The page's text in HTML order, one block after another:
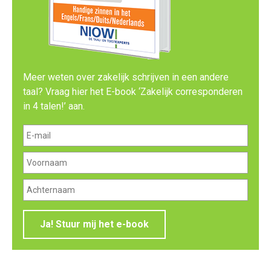
Meer weten over zakelijk schrijven in een andere
taal? Vraag hier het E-book ‘Zakelijk corresponderen
in 4 talen!’ aan.
Ja! Stuur mij het e-book